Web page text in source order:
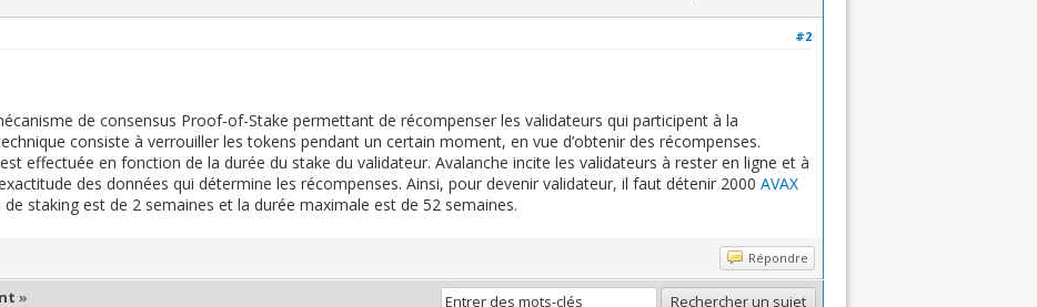
#2
de consensus Proof-of-Stake permettant de récompenser les validateurs qui participent à la
consiste à verrouiller les tokens pendant un certain moment, en vue d’obtenir des récompenses.
effectuée en fonction de la durée du stake du validateur. Avalanche incite les validateurs à rester en ligne et à
des données qui détermine les récompenses. Ainsi, pour devenir validateur, il faut détenir 2000 AVAX
staking est de 2 semaines et la durée maximale est de 52 semaines.
Répondre
»